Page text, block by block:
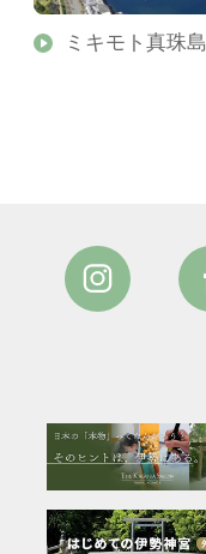
ミキモト真珠島